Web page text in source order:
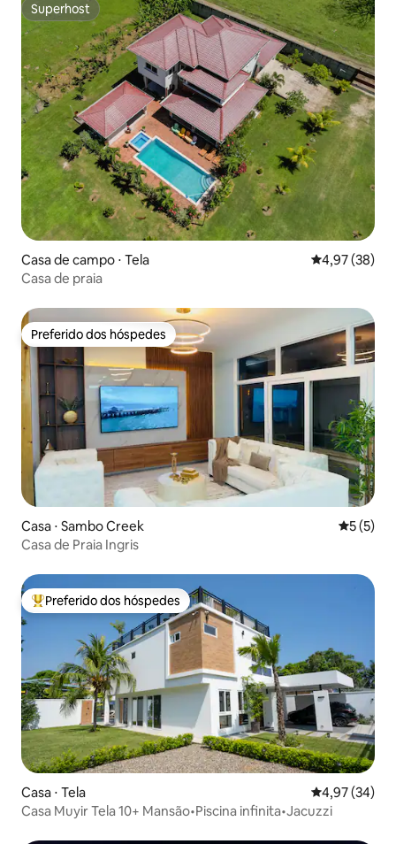
Superhost
Superhost
Casa de campo ⋅ Tela 4,97 de uma
4,97 (38)
Casa de praia
Preferido dos hóspedes
Preferido dos hóspedes
Casa ⋅ Sambo Creek 5 de
5 (5)
Casa de Praia Ingris
Entre os melhores preferidos dos hóspedes
Preferido dos hóspedes
Casa ⋅ Tela 4,97 de uma
4,97 (34)
Casa Muyir Tela 10+ Mansão•Piscina infinita•Jacuzzi